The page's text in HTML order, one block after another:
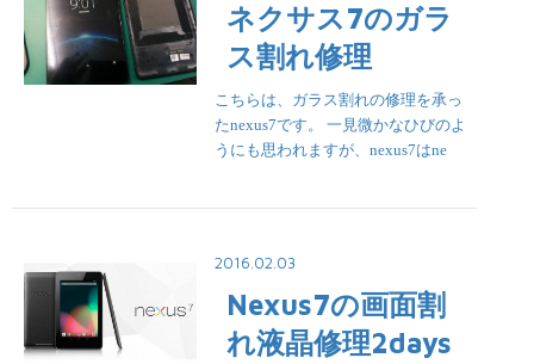
ネクサス7のガラ
ス割れ修理
こちらは、ガラス割れの修理を承っ
たnexus7です。 一見微かなひびのよ
うにも思われますが、nexus7はne
2016.02.03
Nexus7の画面割
れ液晶修理2days